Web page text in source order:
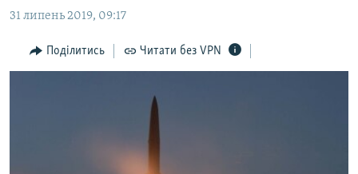
до
навігації
Перейти
ПОЛІТИКА
БЛОГИ
31 липень 2019, 09:17
Поділитись Читати без VPN